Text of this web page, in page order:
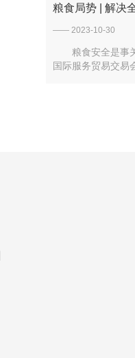
粮食局势 | 解决
—— 2023-10-30
粮食安全是事
国际服务贸易交易